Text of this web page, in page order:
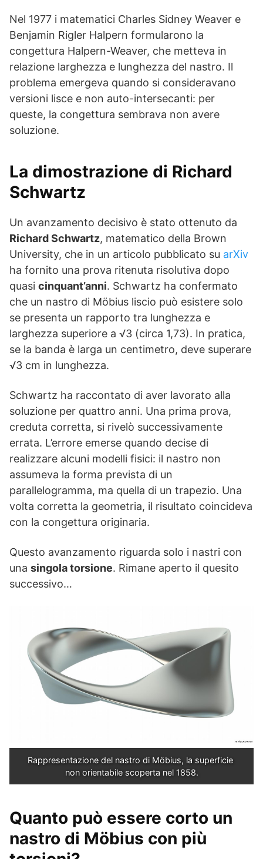
Nel 1977 i matematici Charles Sidney Weaver e
Benjamin Rigler Halpern formularono la
congettura Halpern-Weaver, che metteva in
relazione larghezza e lunghezza del nastro. Il
problema emergeva quando si consideravano
versioni lisce e non auto-intersecanti: per
queste, la congettura sembrava non avere
soluzione.
La dimostrazione di Richard
Schwartz
Un avanzamento decisivo è stato ottenuto da
Richard Schwartz, matematico della Brown
University, che in un articolo pubblicato su arXiv
ha fornito una prova ritenuta risolutiva dopo
quasi cinquant’anni. Schwartz ha confermato
che un nastro di Möbius liscio può esistere solo
se presenta un rapporto tra lunghezza e
larghezza superiore a √3 (circa 1,73). In pratica,
se la banda è larga un centimetro, deve superare
√3 cm in lunghezza.
Schwartz ha raccontato di aver lavorato alla
soluzione per quattro anni. Una prima prova,
creduta corretta, si rivelò successivamente
errata. L’errore emerse quando decise di
realizzare alcuni modelli fisici: il nastro non
assumeva la forma prevista di un
parallelogramma, ma quella di un trapezio. Una
volta corretta la geometria, il risultato coincideva
con la congettura originaria.
Questo avanzamento riguarda solo i nastri con
una singola torsione. Rimane aperto il quesito
successivo…
Rappresentazione del nastro di Möbius, la superficie
non orientabile scoperta nel 1858.
Quanto può essere corto un
nastro di Möbius con più